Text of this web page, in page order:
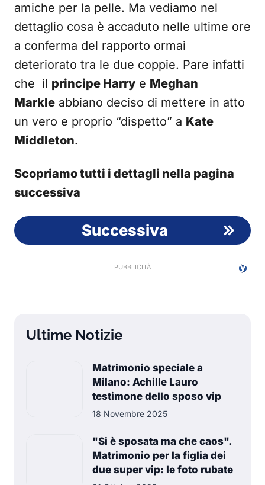
amiche per la pelle. Ma vediamo nel
dettaglio cosa è accaduto nelle ultime ore
a conferma del rapporto ormai
deteriorato tra le due coppie. Pare infatti
che il principe Harry e Meghan
Markle abbiano deciso di mettere in atto
un vero e proprio “dispetto” a Kate
Middleton.
Scopriamo tutti i dettagli nella pagina
successiva
Successiva
Ultime Notizie
Matrimonio speciale a
Milano: Achille Lauro
testimone dello sposo vip
18 Novembre 2025
"Si è sposata ma che caos".
Matrimonio per la figlia dei
due super vip: le foto rubate